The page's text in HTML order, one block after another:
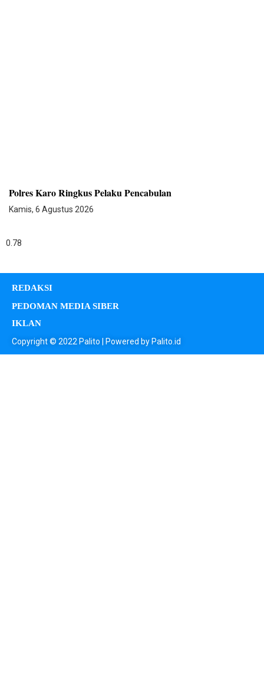
Polres Karo Ringkus Pelaku Pencabulan
Kamis, 6 Agustus 2026
REDAKSI
PEDOMAN MEDIA SIBER
IKLAN
Copyright © 2022 Palito | Powered by Palito.id